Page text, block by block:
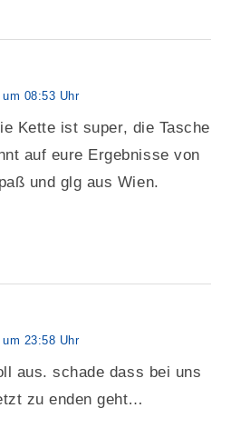
08:53 Uhr
Kette ist super, die Tasche
auf eure Ergebnisse von
und glg aus Wien.
23:58 Uhr
aus. schade dass bei uns
zu enden geht…